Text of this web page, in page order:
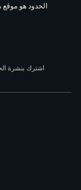
مخصص للسخرية
الحدود الأسبوعية لتحصل
مبادئ الحدود